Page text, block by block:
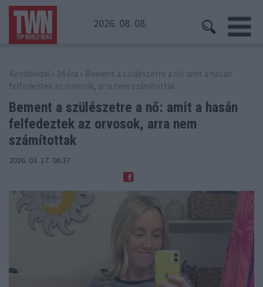
2026. 08. 08.
Kezdőoldal » 24 óra » Bement a szülészetre a nő: amit a hasán
felfedeztek az orvosok, arra nem számítottak
Bement a szülészetre a nő: amit a hasán
felfedeztek az orvosok, arra nem
számítottak
2026. 03. 17. 06:37